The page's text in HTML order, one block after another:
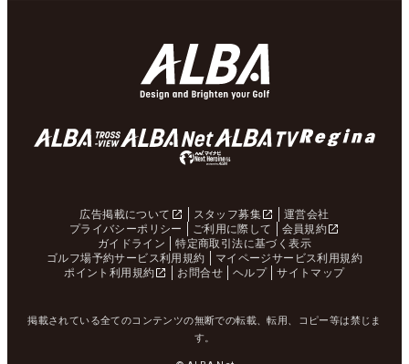
広告掲載について スタッフ募集
運営会社
プライバシーポリシー
ご利用に際して
会員規約
ガイドライン
特定商取引法に基づく表示
ゴルフ場予約サービス利用規約
マイページサービス利用規約
ポイント利用規約
お問合せ ヘルプ サイトマップ
掲載されている全てのコンテンツの無断での転載、転用、コピー等は禁じま
す。